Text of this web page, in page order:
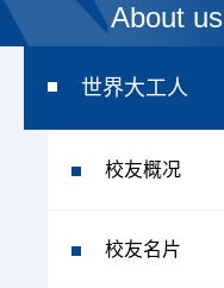
About us
世界大工人
校友概况
校友名片